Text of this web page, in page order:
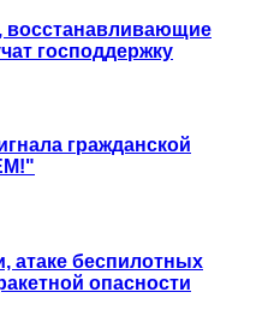
восстанавливающие
господдержку
гражданской
атаке беспилотных
опасности